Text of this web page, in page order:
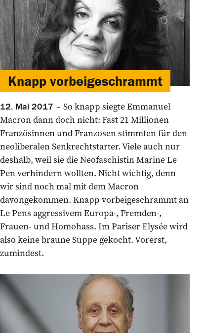
Knapp vorbeigeschrammt
12. Mai 2017
So knapp siegte Emmanuel
Macron dann doch nicht: Fast 21 Millionen
Französinnen und Franzosen stimmten für den
neoliberalen Senkrechtstarter. Viele auch nur
deshalb, weil sie die Neofaschistin Marine Le
Pen verhindern wollten. Nicht wichtig, denn
wir sind noch mal mit dem Macron
davongekommen. Knapp vorbeigeschrammt an
Le Pens aggressivem Europa-, Fremden-,
Frauen- und Homohass. Im Pariser Elysée wird
also keine braune Suppe gekocht. Vorerst,
zumindest.